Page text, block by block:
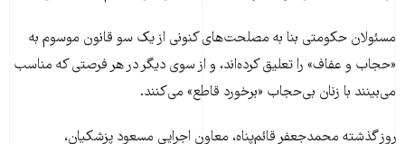
مسئولان حکومتی بنا به مصلحت‌های کنونی از یک سو قانون موسوم به
«حجاب و عفاف» را تعلیق کرده‌اند، و از سوی دیگر در هر فرصتی که مناسب
می‌بینند با زنان بی‌حجاب «برخورد قاطع» می‌کنند.
روز گذشته محمدجعفر قائم‌پناه، معاون اجرایی مسعود پزشکیان،